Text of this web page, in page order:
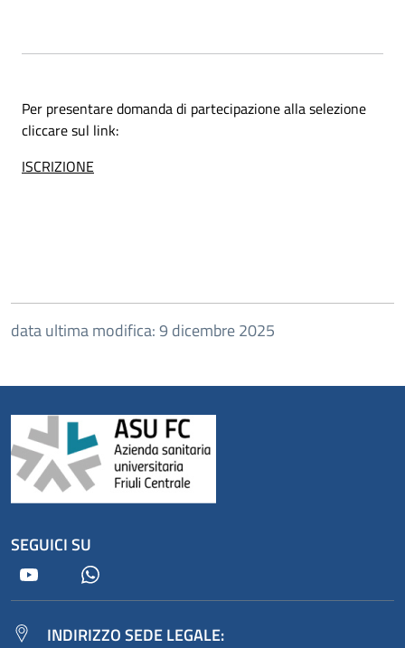
Per presentare domanda di partecipazione alla selezione
cliccare sul link:
ISCRIZIONE
data ultima modifica: 9 dicembre 2025
SEGUICI SU
Youtube
INDIRIZZO SEDE LEGALE: